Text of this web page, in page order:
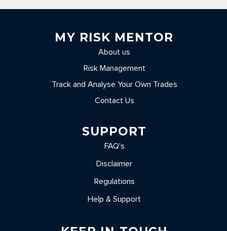
MY RISK MENTOR
About us
Risk Management
Track and Analyse Your Own Trades
Contact Us
SUPPORT
FAQ's
Disclaimer
Regulations
Help & Support